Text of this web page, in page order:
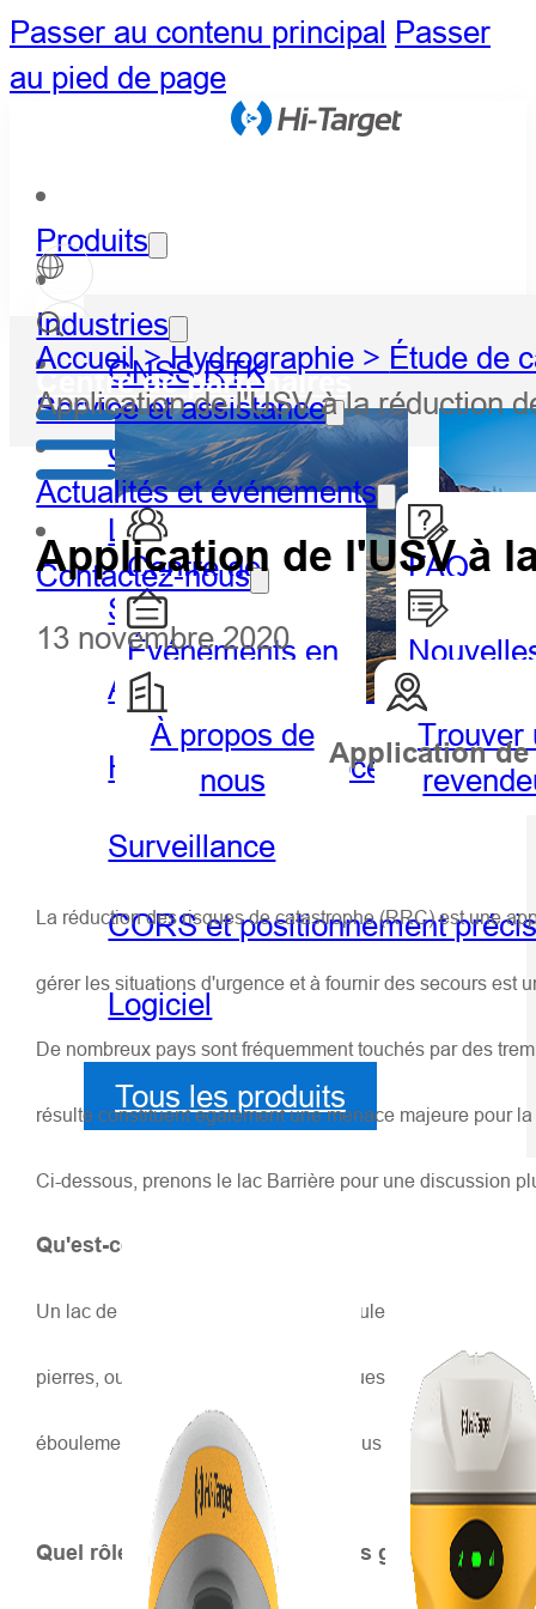
Passer au contenu principal Passer
au pied de page
Produits
GNSS RTK
Optique
LiDAR
SIG portable et tablette
Agriculture de précision
Hydrographie et océanographie
Surveillance
CORS et positionnement
Logiciel
Tous les produits
Industries
Géospatiale
Service et assistance
Centre de
partenaires
FAQ
Actualités et événements
Événements en
vedette
Contactez-nous
À propos de
nous
Trouver
Centre de partenaires
Accueil >Hydrographie > Étude de
Application de l'USV à la réduction
Application de l'USV à
13 novembre 2020
Application de
La réduction des risques de catastrophe (RRC) est une
gérer les situations d'urgence et à fournir des secours est
De nombreux pays sont fréquemment touchés par des
résulte constituent également une menace majeure pour
Ci-dessous, prenons le lac Barrière pour une discussion
Qu'est-ce que le lac barrière ?
Un lac de barrage ou barrage anti-éboulement est un
pierres, ou par des éruptions volcaniques. Si ces
éboulement atteignent la hauteur du plus grand barrage
Quel rôle jouent les informations géospatiales